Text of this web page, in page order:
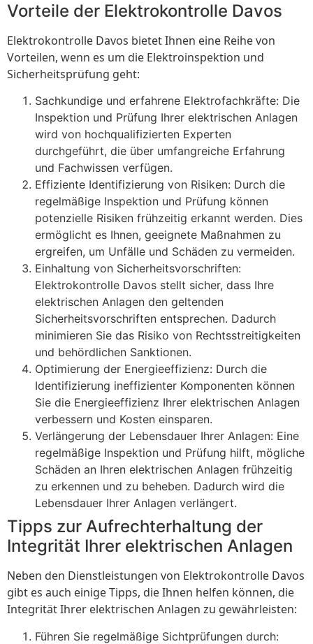
Vorteile der Elektrokontrolle Davos
Elektrokontrolle Davos bietet Ihnen eine Reihe von
Vorteilen, wenn es um die Elektroinspektion und
Sicherheitsprüfung geht:
Sachkundige und erfahrene Elektrofachkräfte: Die
Inspektion und Prüfung Ihrer elektrischen Anlagen
wird von hochqualifizierten Experten
durchgeführt, die über umfangreiche Erfahrung
und Fachwissen verfügen.
Effiziente Identifizierung von Risiken: Durch die
regelmäßige Inspektion und Prüfung können
potenzielle Risiken frühzeitig erkannt werden. Dies
ermöglicht es Ihnen, geeignete Maßnahmen zu
ergreifen, um Unfälle und Schäden zu vermeiden.
Einhaltung von Sicherheitsvorschriften:
Elektrokontrolle Davos stellt sicher, dass Ihre
elektrischen Anlagen den geltenden
Sicherheitsvorschriften entsprechen. Dadurch
minimieren Sie das Risiko von Rechtsstreitigkeiten
und behördlichen Sanktionen.
Optimierung der Energieeffizienz: Durch die
Identifizierung ineffizienter Komponenten können
Sie die Energieeffizienz Ihrer elektrischen Anlagen
verbessern und Kosten einsparen.
Verlängerung der Lebensdauer Ihrer Anlagen: Eine
regelmäßige Inspektion und Prüfung hilft, mögliche
Schäden an Ihren elektrischen Anlagen frühzeitig
zu erkennen und zu beheben. Dadurch wird die
Lebensdauer Ihrer Anlagen verlängert.
Tipps zur Aufrechterhaltung der
Integrität Ihrer elektrischen Anlagen
Neben den Dienstleistungen von Elektrokontrolle Davos
gibt es auch einige Tipps, die Ihnen helfen können, die
Integrität Ihrer elektrischen Anlagen zu gewährleisten:
Führen Sie regelmäßige Sichtprüfungen durch: